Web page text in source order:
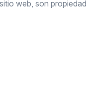
web, son